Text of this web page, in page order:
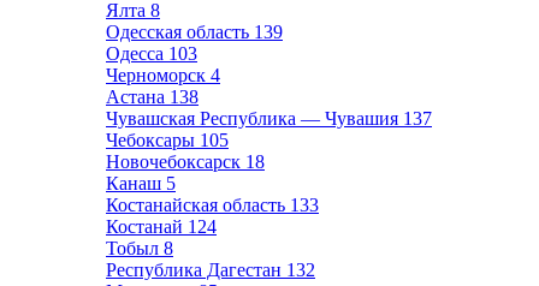
Ялта 8
Одесская область 139
Одесса 103
Черноморск 4
Астана 138
Чувашская Республика — Чувашия 137
Чебоксары 105
Новочебоксарск 18
Канаш 5
Костанайская область 133
Костанай 124
Тобыл 8
Республика Дагестан 132